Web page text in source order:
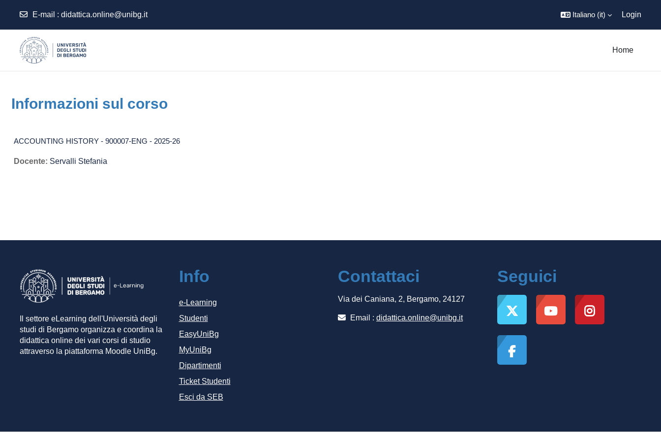
E-mail : didattica.online@unibg.it Italiano ‎(it)‎ Login
Home
Informazioni sul corso
ACCOUNTING HISTORY - 900007-ENG - 2025-26
Docente: Servalli Stefania
Il settore eLearning dell'Università degli
studi di Bergamo organizza e coordina la
didattica online dei vari corsi di studio
attraverso la piattaforma Moodle UniBg.
Info
e-Learning
Studenti
EasyUniBg
MyUniBg
Dipartimenti
Ticket Studenti
Esci da SEB
Contattaci
Via dei Caniana, 2, Bergamo, 24127
Email : didattica.online@unibg.it
Seguici